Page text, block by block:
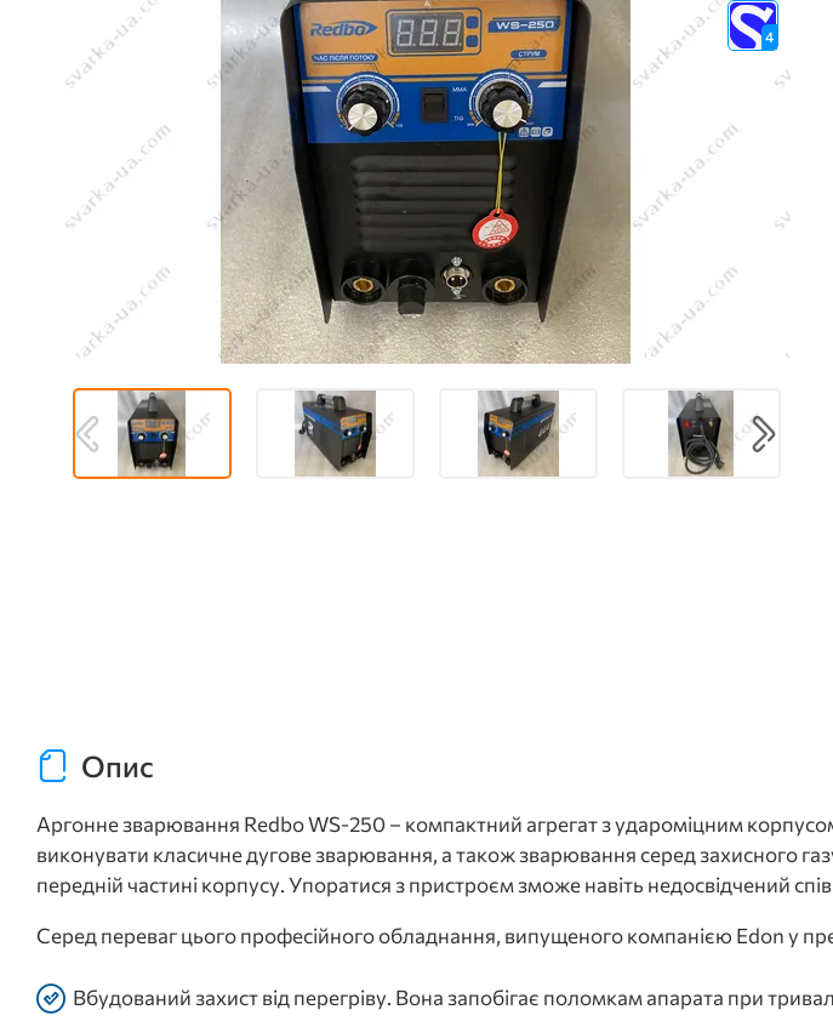
4
Опис
Аргонне зварювання Redbo WS-250 – компактний агрегат з удароміцним
виконувати класичне дугове зварювання, а також зварювання серед захисного
передній частині корпусу. Упоратися з пристроєм зможе навіть недосвідчений
Серед переваг цього професійного обладнання, випущеного компанією Edon у
Вбудований захист від перегріву. Вона запобігає поломкам апарата при